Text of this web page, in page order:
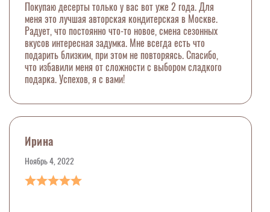
Покупаю десерты только у вас вот уже 2 года. Для
меня это лучшая авторская кондитерская в Москве.
Радует, что постоянно что-то новое, смена сезонных
вкусов интересная задумка. Мне всегда есть что
подарить близким, при этом не повторяясь. Спасибо,
что избавили меня от сложности с выбором сладкого
подарка. Успехов, я с вами!
Ирина
Ноябрь 4, 2022